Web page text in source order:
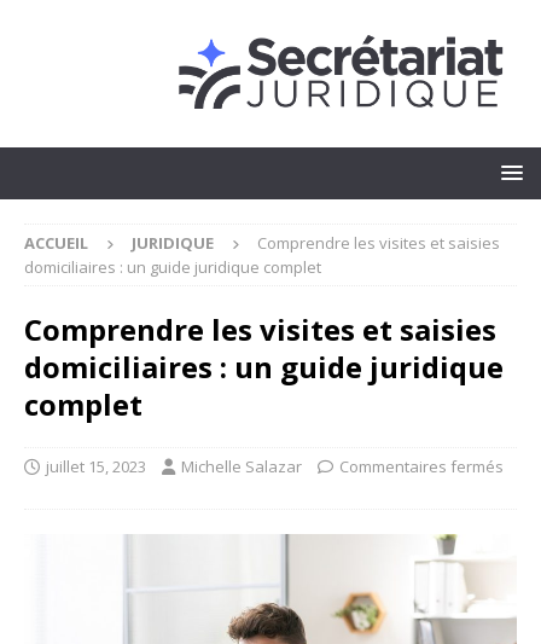
ACCUEIL JURIDIQUE
Comprendre les visites et saisies
domiciliaires : un guide juridique complet
Comprendre les visites et saisies
domiciliaires : un guide juridique
complet
juillet 15, 2023 Michelle Salazar Commentaires fermés